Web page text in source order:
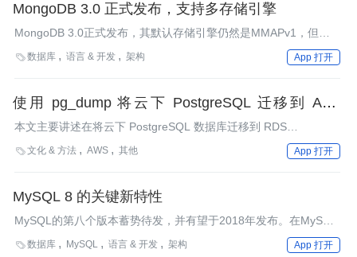
MongoDB 3.0 正式发布，支持多存储引擎
MongoDB 3.0正式发布，其默认存储引擎仍然是MMAPv1，但增
加了对WiredTiger存储引擎的支持，而且还引入了可插拨的存储引
擎API，允许第三方为MongoDB开发存储引擎。此外，3.0版本还
数据库 语言 & 开发 架构 App 打开
使用 pg_dump 将云下 PostgreSQL 迁移到 AWS
RDS PostgreSQL 最佳实践
本文主要讲述在将云下 PostgreSQL 数据库迁移到 RDS
PostgreSQL 的指导原则及最佳实践，这里主要通过pg_dump来完
文化 & 方法 AWS 其他 App 打开
MySQL 8 的关键新特性
MySQL的第八个版本蓄势待发，并有望于2018年发布。在MySQL
5.7.9的首个通用版本推出后的28个月内，MySQL 8发布了从8.0.0
到8.0.4这五个候选版本。本文中，我们将对 MySQL 8 GA版向开
数据库 MySQL 语言 & 开发 架构 App 打开